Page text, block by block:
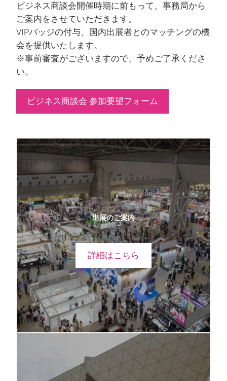
ビジネス商談会開催時期に前もって、事務局から
ご案内をさせていただきます。
VIPバッジの付与、国内出展者とのマッチングの機
会を提供いたします。
※事前審査がございますので、予めご了承くださ
い。
ビジネス商談会 参加要望フォーム
出展のご案内
詳細はこちら